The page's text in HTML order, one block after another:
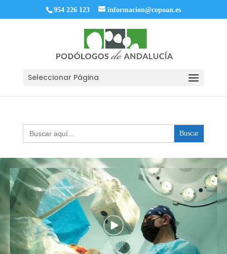
954 226 123 informacion@copoan.es
Seleccionar Página
Buscar: